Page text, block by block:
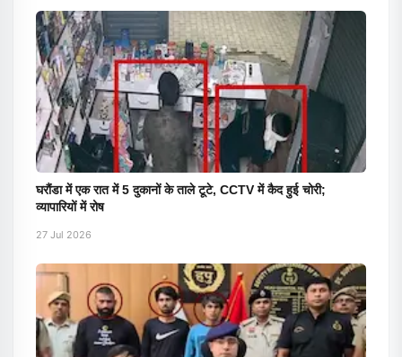
घरौंडा में एक रात में 5 दुकानों के ताले टूटे, CCTV में कैद हुई चोरी;
व्यापारियों में रोष
27 Jul 2026